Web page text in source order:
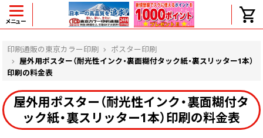
メニュー
印刷通販の東京カラー印刷
ポスター印刷
屋外用ポスター（耐光性インク・裏面糊付タック紙・裏スリッター1本）
印刷の料金表
屋外用ポスター（耐光性インク・裏面糊付タ
ック紙・裏スリッター1本）印刷の料金表
ヘルプ
よくある質問
入金・決済後、入金情報画面に反映されま
せん。